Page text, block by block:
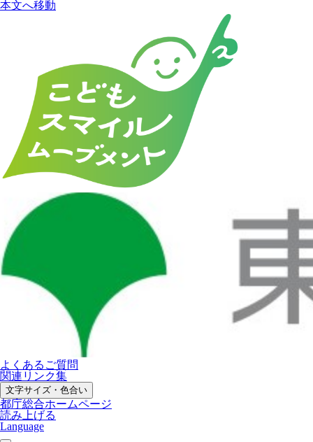
本文へ移動
よくあるご質問
関連リンク集
文字サイズ・色合い
都庁総合ホームページ
読み上げる
Language